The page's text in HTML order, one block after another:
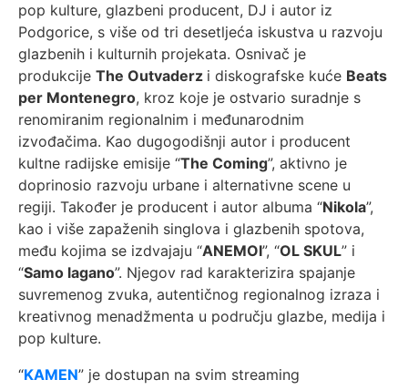
pop kulture, glazbeni producent, DJ i autor iz
Podgorice, s više od tri desetljeća iskustva u razvoju
glazbenih i kulturnih projekata. Osnivač je
produkcije The Outvaderz i diskografske kuće Beats
per Montenegro, kroz koje je ostvario suradnje s
renomiranim regionalnim i međunarodnim
izvođačima. Kao dugogodišnji autor i producent
kultne radijske emisije “The Coming”, aktivno je
doprinosio razvoju urbane i alternativne scene u
regiji. Također je producent i autor albuma “Nikola”,
kao i više zapaženih singlova i glazbenih spotova,
među kojima se izdvajaju “ANEMOI”, “OL SKUL” i
“Samo lagano”. Njegov rad karakterizira spajanje
suvremenog zvuka, autentičnog regionalnog izraza i
kreativnog menadžmenta u području glazbe, medija i
pop kulture.
“KAMEN” je dostupan na svim streaming